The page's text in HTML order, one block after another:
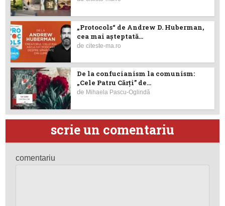
„Protocols“ de Andrew D. Huberman,
cea mai așteptată...
deciteste-ma.ro
De la confucianism la comunism:
„Cele Patru Cărți” de...
de Mihaela Pascu-Oglindă
scrie un comentariu
comentariu